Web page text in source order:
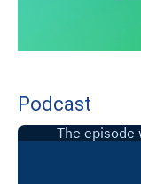
Podcast